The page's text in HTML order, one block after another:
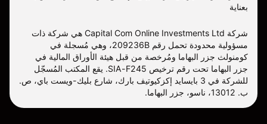
بعناية
شركة Capital Com Online Investments Ltd هي شركة ذات
مسؤولية محدودة تحمل رقم 209236B، وهي مُسجلة في
كومنولث جزر البهاما ومُرخصة من قبل هيئة الأوراق المالية في
جزر البهاما تحت رقم ترخيص SIA-F245. يقع المكتب المُسجّل
للشركة في 3 بايسايد إكزكيوتيف بارك، شارع بليك-ويست باي، ص.
ب. 13012، ناسو، جزر البهاما.